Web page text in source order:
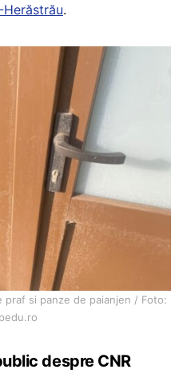
.
praf si panze de paianjen / Foto:
despre CNR